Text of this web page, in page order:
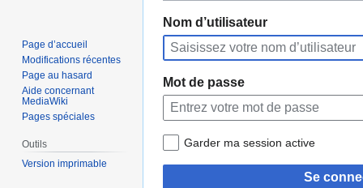
Aller
à
la
navigation
Aller
à
la
recherche
Nom d’utilisateur
Mot de passe
Garder ma session active
Se
Page d’accueil
Modifications récentes
Page au hasard
Aide concernant
MediaWiki
Pages spéciales
Outils
Version imprimable